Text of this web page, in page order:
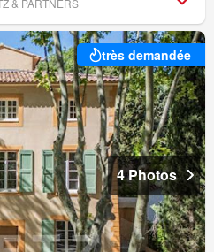
très demandée
4 Photos